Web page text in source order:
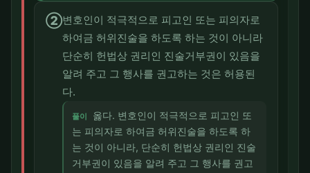
②변호인이 적극적으로 피고인 또는 피의자로
하여금 허위진술을 하도록 하는 것이 아니라
단순히 헌법상 권리인 진술거부권이 있음을
알려 주고 그 행사를 권고하는 것은 허용된
다.
풀이
옳다. 변호인이 적극적으로 피고인 또
는 피의자로 하여금 허위진술을 하도록 하
는 것이 아니라, 단순히 헌법상 권리인 진술
거부권이 있음을 알려 주고 그 행사를 권고